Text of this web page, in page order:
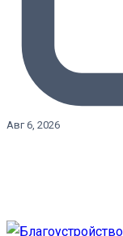
Авг 6, 2026